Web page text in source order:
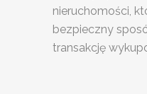
nieruchomości,
bezpieczny
transakcję